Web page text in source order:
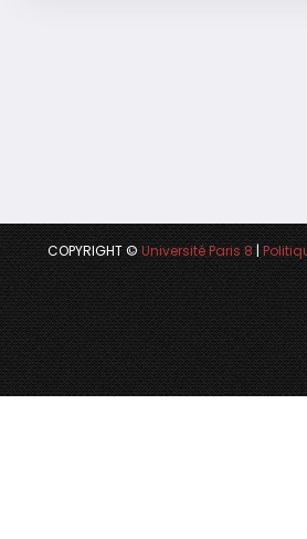
COPYRIGHT ©Université Paris 8|